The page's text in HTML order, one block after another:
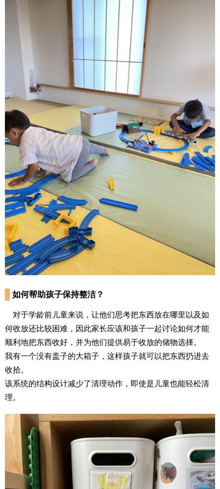
如何帮助孩子保持整洁？
对于学龄前儿童来说，让他们思考把东西放在哪里以及如
何收放还比较困难，因此家长应该和孩子一起讨论如何才能
顺利地把东西收好，并为他们提供易于收放的储物选择。
我有一个没有盖子的大箱子，这样孩子就可以把东西扔进去
收拾。
该系统的结构设计减少了清理动作，即使是儿童也能轻松清
理。